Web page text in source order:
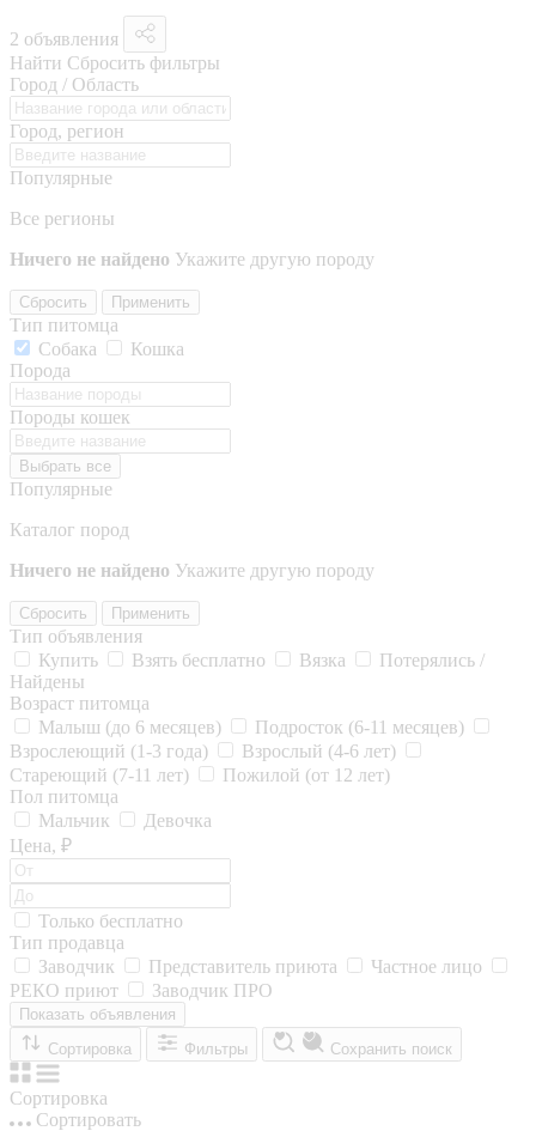
2 объявления
Найти Сбросить фильтры
Город / Область
Город, регион
Популярные
Все регионы
Ничего не найдено Укажите другую породу
Сбросить Применить
Тип питомца
Собака
Кошка
Порода
Породы кошек
Выбрать все
Популярные
Каталог пород
Ничего не найдено Укажите другую породу
Сбросить Применить
Тип объявления
Купить
Взять бесплатно Вязка
Потерялись /
Найдены
Возраст питомца
Малыш (до 6 месяцев)
Подросток (6-11 месяцев)
Взрослеющий (1-3 года)
Взрослый (4-6 лет)
Стареющий (7-11 лет)
Пожилой (от 12 лет)
Пол питомца
Мальчик
Девочка
Цена, ₽
Только бесплатно
Тип продавца
Заводчик
Представитель приюта
Частное лицо
РЕКО приют
Заводчик ПРО
Показать объявления
Сортировка
Фильтры Сохранить поиск
Сортировка
Сортировать